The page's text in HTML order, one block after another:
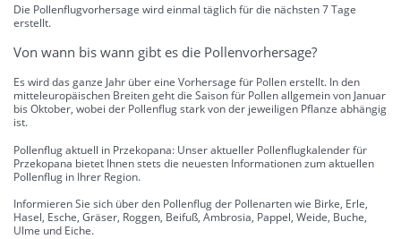
Die Pollenflugvorhersage wird einmal täglich für die nächsten 7 Tage
erstellt.
Von wann bis wann gibt es die Pollenvorhersage?
Es wird das ganze Jahr über eine Vorhersage für Pollen erstellt. In den
mitteleuropäischen Breiten geht die Saison für Pollen allgemein von Januar
bis Oktober, wobei der Pollenflug stark von der jeweiligen Pflanze abhängig
ist.
Pollenflug aktuell in Przekopana: Unser aktueller Pollenflugkalender für
Przekopana bietet Ihnen stets die neuesten Informationen zum aktuellen
Pollenflug in Ihrer Region.
Informieren Sie sich über den Pollenflug der Pollenarten wie Birke, Erle,
Hasel, Esche, Gräser, Roggen, Beifuß, Ambrosia, Pappel, Weide, Buche,
Ulme und Eiche.